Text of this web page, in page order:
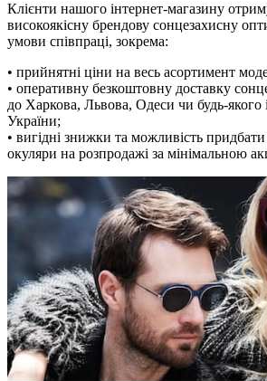
Клієнти нашого інтернет-магазину
високоякісну брендову сонцезахисну
умови співпраці, зокрема:
• прийнятні ціни на весь асортимент
• оперативну безкоштовну доставку
до Харкова, Львова, Одеси чи будь-якого
України;
• вигідні знижки та можливість придбати
окуляри на розпродажі за мінімальною